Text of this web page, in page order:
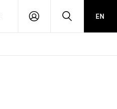
PŘIHLÁSIT HLEDATEN